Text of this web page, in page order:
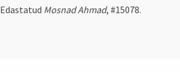
Edastatud Mosnad Ahmad, #15078.